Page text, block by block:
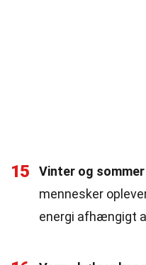
15 Vinter og
mennesker
energi afhængigt